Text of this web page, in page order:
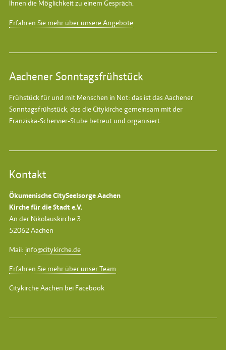
Ihnen die Möglichkeit zu einem Gespräch.
Erfahren Sie mehr über unsere Angebote
Aachener Sonntagsfrühstück
Frühstück für und mit Menschen in Not: das ist das Aachener
Sonntagsfrühstück, das die Citykirche gemeinsam mit der
Franziska-Schervier-Stube betreut und organisiert.
Kontakt
Ökumenische CitySeelsorge Aachen
Kirche für die Stadt e.V.
An der Nikolauskirche 3
52062 Aachen
Mail: info@citykirche.de
Erfahren Sie mehr über unser Team
Citykirche Aachen bei Facebook